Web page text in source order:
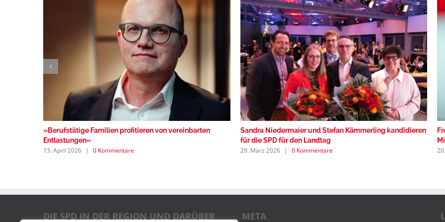
»Berufstätige Familien profitieren von vereinbarten
Entlastungen«
13. April 2026 | 0 Kommentare
Sandra Niedermaier und Stefan Kämmerling kandidieren
für die SPD für den Landtag
29. März 2026 | 0 Kommentare
DIE SPD IN DER REGION UND DARÜBER META